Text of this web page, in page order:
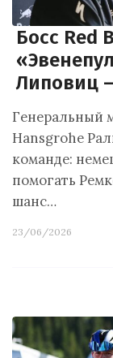
Босс Red
Липовиц
Генеральный
Hansgrohe
команде:
помогать
шанс…
23/06/2026